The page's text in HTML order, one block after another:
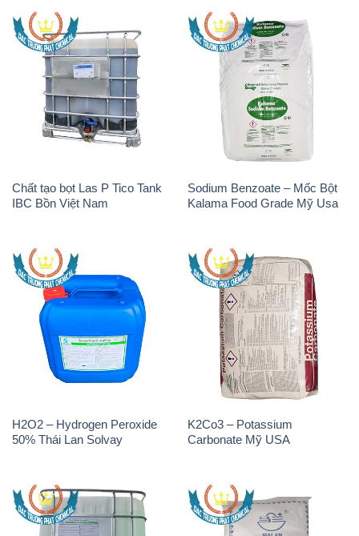
Chất tạo bọt Las P Tico Tank
IBC Bồn Việt Nam
Sodium Benzoate – Mốc Bột
Kalama Food Grade Mỹ Usa
H2O2 – Hydrogen Peroxide
50% Thái Lan Solvay
K2Co3 – Potassium
Carbonate Mỹ USA